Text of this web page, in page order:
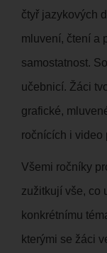
čtyř jazykových
mluvení, čtení a
samostatnost.
učebnicí. Žáci
grafické,
ročnících i video
Všemi ročníky
zužitkují vše, co
konkrétnímu
kterými se žáci